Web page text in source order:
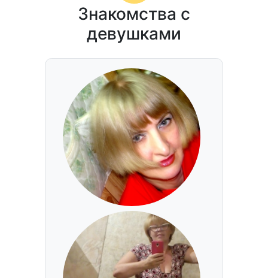
Знакомства с
девушками